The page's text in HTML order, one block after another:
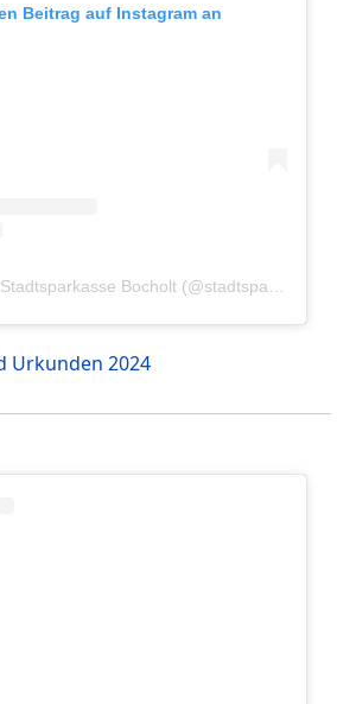
Beitrag auf Instagram an
Ein Beitrag geteilt von Stadtsparkasse Bocholt (@stadtsparkassebocholt)